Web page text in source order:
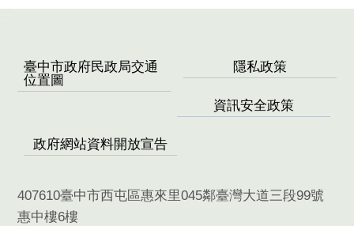
臺中市政府民政局交通
位置圖
隱私政策
資訊安全政策
政府網站資料開放宣告
407610臺中市西屯區惠來里045鄰臺灣大道三段99號
惠中樓6樓